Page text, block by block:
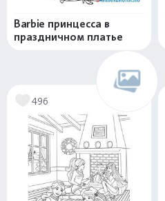
Barbie принцесса в
праздничном платье
496